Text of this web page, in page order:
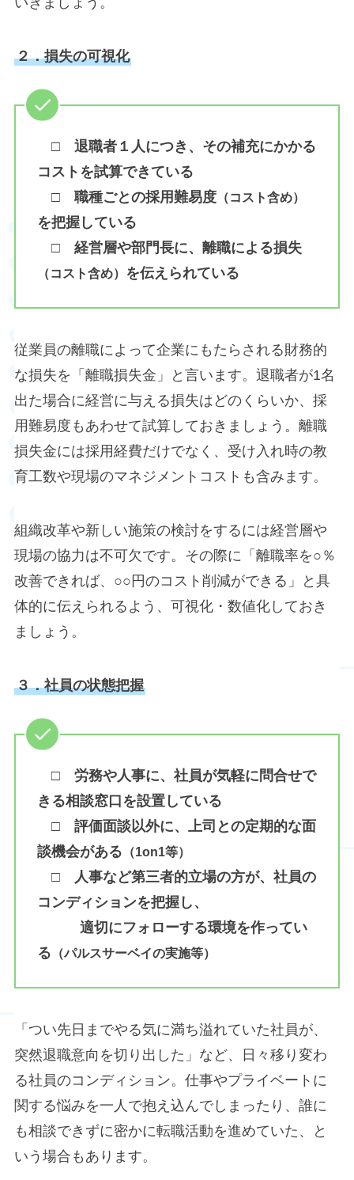
２．損失の可視化
□ 退職者１人につき、その補充にかかる
コストを試算できている
□ 職種ごとの採用難易度（コスト含め）
を把握している
□ 経営層や部門長に、離職による損失
（コスト含め） を伝えられている
従業員の離職によって企業にもたらされる財務的
な損失を「離職損失金」と言います。退職者が1名
出た場合に経営に与える損失はどのくらいか、採
用難易度もあわせて試算しておきましょう。離職
損失金には採用経費だけでなく、受け入れ時の教
育工数や現場のマネジメントコストも含みます。
組織改革や新しい施策の検討をするには経営層や
現場の協力は不可欠です。その際に「離職率を○％
改善できれば、○○円のコスト削減ができる」と具
体的に伝えられるよう、可視化・数値化しておき
ましょう。
３．社員の状態把握
□ 労務や人事に、社員が気軽に問合せで
きる相談窓口を設置している
□ 評価面談以外に、上司との定期的な面
談機会がある （1on1等）
□ 人事など第三者的立場の方が、社員の
コンディションを把握し、
適切にフォローする環境を作ってい
る （パルスサーベイの実施等）
「つい先日までやる気に満ち溢れていた社員が、
突然退職意向を切り出した」など、日々移り変わ
る社員のコンディション。仕事やプライベートに
関する悩みを一人で抱え込んでしまったり、誰に
も相談できずに密かに転職活動を進めていた、と
いう場合もあります。